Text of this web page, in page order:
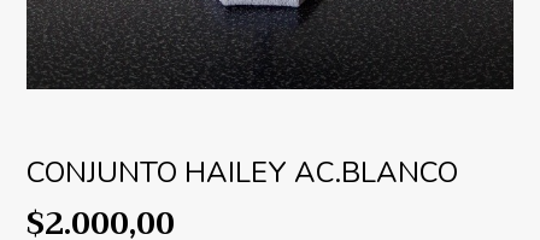
CONJUNTO HAILEY AC.BLANCO
$2.000,00